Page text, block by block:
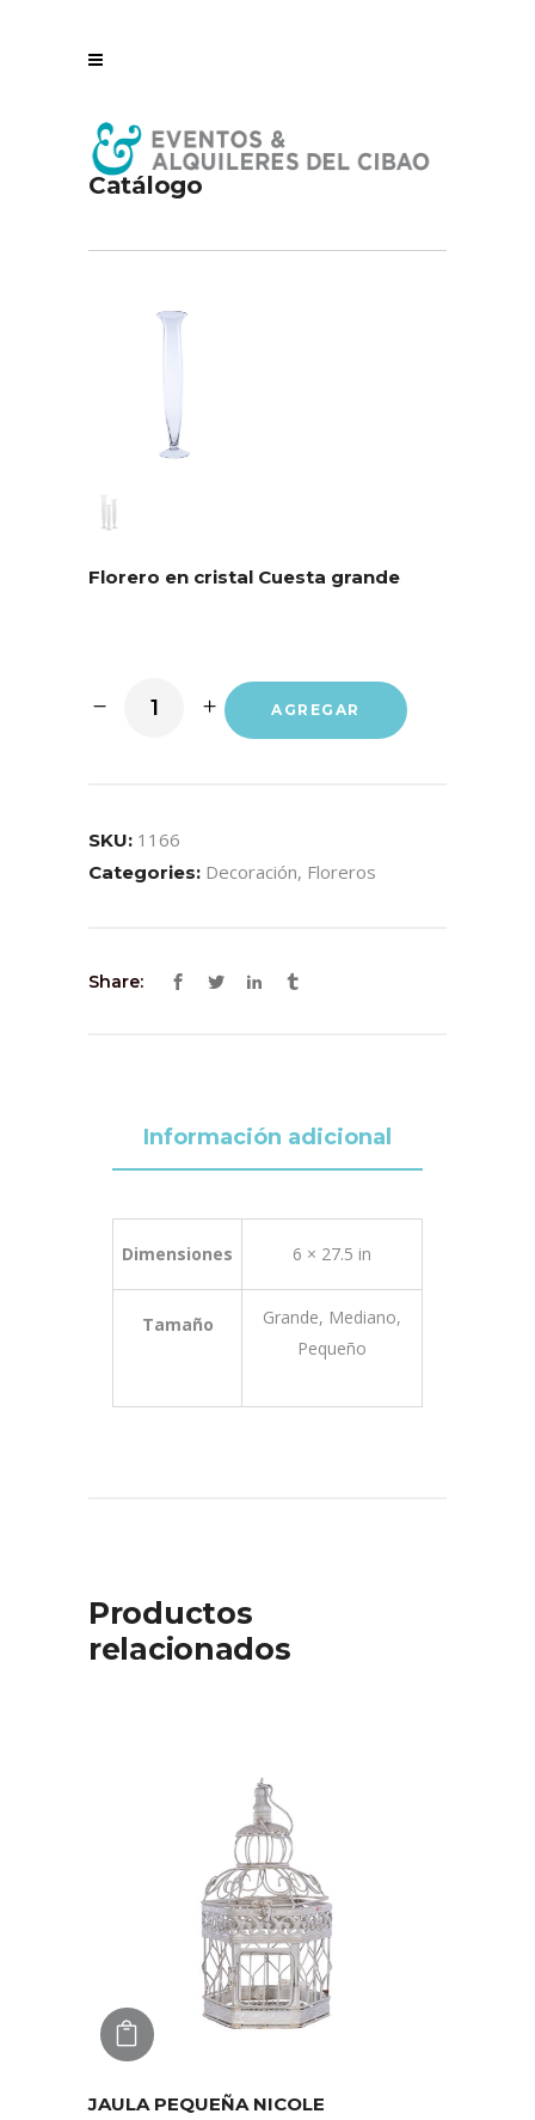
Catálogo
Florero en cristal Cuesta grande
AGREGAR
SKU: 1166
Categories: Decoración, Floreros
Share:
Información adicional
Dimensiones 6 × 27.5 in
Tamaño
Grande, Mediano,
Pequeño
Productos
relacionados
AGREGAR
JAULA PEQUEÑA NICOLE